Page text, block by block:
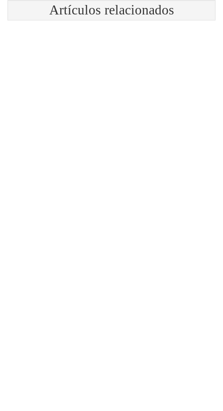
Artículos relacionados